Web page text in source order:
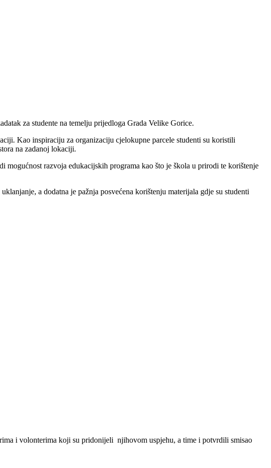
za studente na temelju prijedloga Grada Velike Gorice.
Kao inspiraciju za organizaciju cjelokupne parcele studenti su koristili
na zadanoj lokaciji.
mogućnost razvoja edukacijskih programa kao što je škola u prirodi te korištenje
a dodatna je pažnja posvećena korištenju materijala gdje su studenti
i volonterima koji su pridonijeli njihovom uspjehu, a time i potvrdili smisao